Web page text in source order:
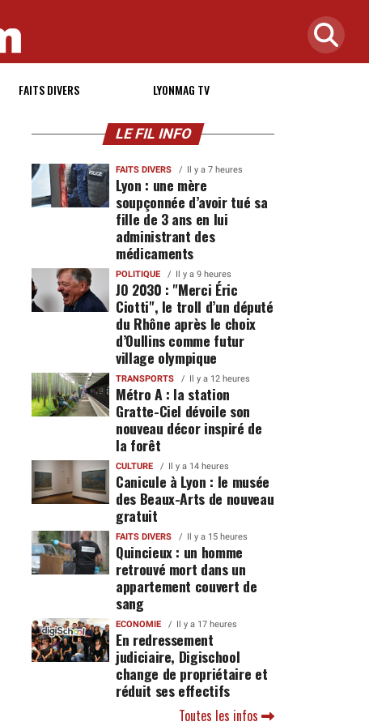
FAITS DIVERS LYONMAG TV
LE FIL INFO
FAITS DIVERS Il y a 7 heures
Lyon : une mère
soupçonnée d’avoir tué sa
fille de 3 ans en lui
administrant des
médicaments
POLITIQUE Il y a 9 heures
JO 2030 : "Merci Éric
Ciotti", le troll d’un député
du Rhône après le choix
d’Oullins comme futur
village olympique
TRANSPORTS Il y a 12 heures
Métro A : la station
Gratte-Ciel dévoile son
nouveau décor inspiré de
la forêt
CULTURE Il y a 14 heures
Canicule à Lyon : le musée
des Beaux-Arts de nouveau
gratuit
FAITS DIVERS Il y a 15 heures
Quincieux : un homme
retrouvé mort dans un
appartement couvert de
sang
ECONOMIE Il y a 17 heures
En redressement
judiciaire, Digischool
change de propriétaire et
réduit ses effectifs
Toutes les infos